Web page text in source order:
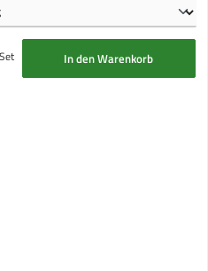
ein oder benutze die Schaltflächen um die
Set In den Warenkorb